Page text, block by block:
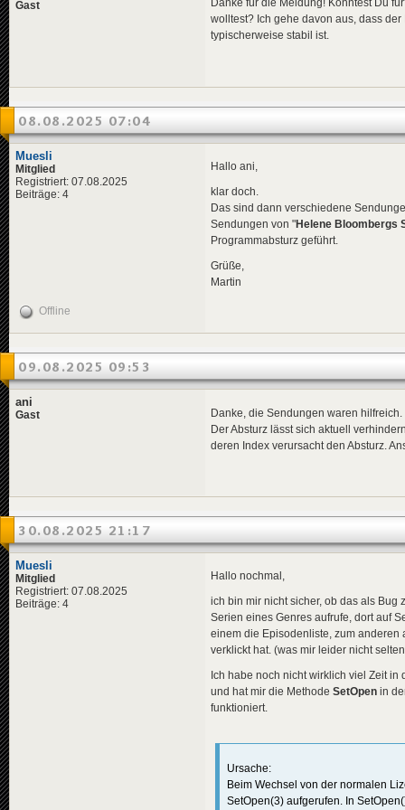
Gast
Danke für die Meldung! Könntest Du
wolltest? Ich gehe davon aus, dass
typischerweise stabil ist.
08.08.2025 07:04
Muesli
Mitglied
Registriert: 07.08.2025
Beiträge: 4
Hallo ani,
klar doch.
Das sind dann verschiedene
Sendungen von "Helene Bloombergs
Programmabsturz geführt.
Grüße,
Martin
Offline
09.08.2025 09:53
ani
Gast
Danke, die Sendungen waren
Der Absturz lässt sich aktuell
deren Index verursacht den Absturz.
30.08.2025 21:17
Muesli
Mitglied
Registriert: 07.08.2025
Beiträge: 4
Hallo nochmal,
ich bin mir nicht sicher, ob das als
Serien eines Genres aufrufe, dort auf
einem die Episodenliste, zum anderen
verklickt hat. (was mir leider nicht
Ich habe noch nicht wirklich viel Zeit
und hat mir die Methode SetOpen in
funktioniert.
Ursache:
Beim Wechsel von der normalen
SetOpen(3) aufgerufen. In